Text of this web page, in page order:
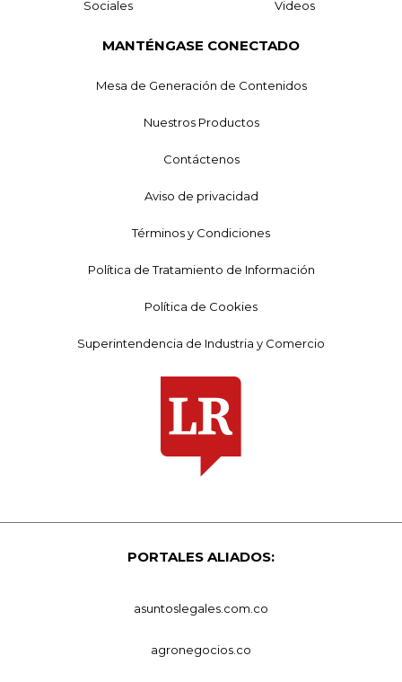
Sociales Videos
MANTÉNGASE CONECTADO
Mesa de Generación de Contenidos
Nuestros Productos
Contáctenos
Aviso de privacidad
Términos y Condiciones
Política de Tratamiento de Información
Política de Cookies
Superintendencia de Industria y Comercio
PORTALES ALIADOS:
asuntoslegales.com.co
agronegocios.co